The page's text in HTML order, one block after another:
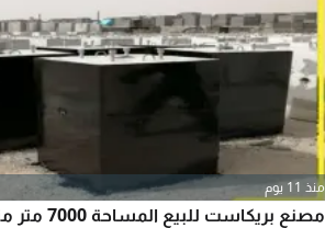
منذ 11 يوم
مصنع